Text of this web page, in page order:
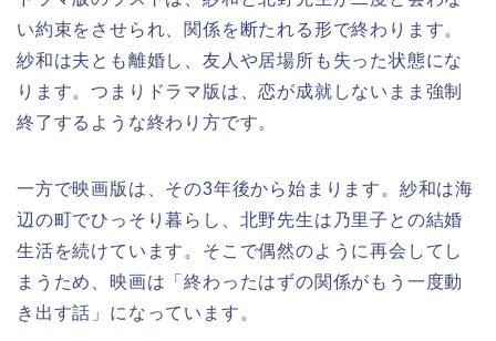
い約束をさせられ、関係を断たれる形で終わります。
紗和は夫とも離婚し、友人や居場所も失った状態にな
ります。つまりドラマ版は、恋が成就しないまま強制
終了するような終わり方です。
一方で映画版は、その3年後から始まります。紗和は海
辺の町でひっそり暮らし、北野先生は乃里子との結婚
生活を続けています。そこで偶然のように再会してし
まうため、映画は「終わったはずの関係がもう一度動
き出す話」になっています。